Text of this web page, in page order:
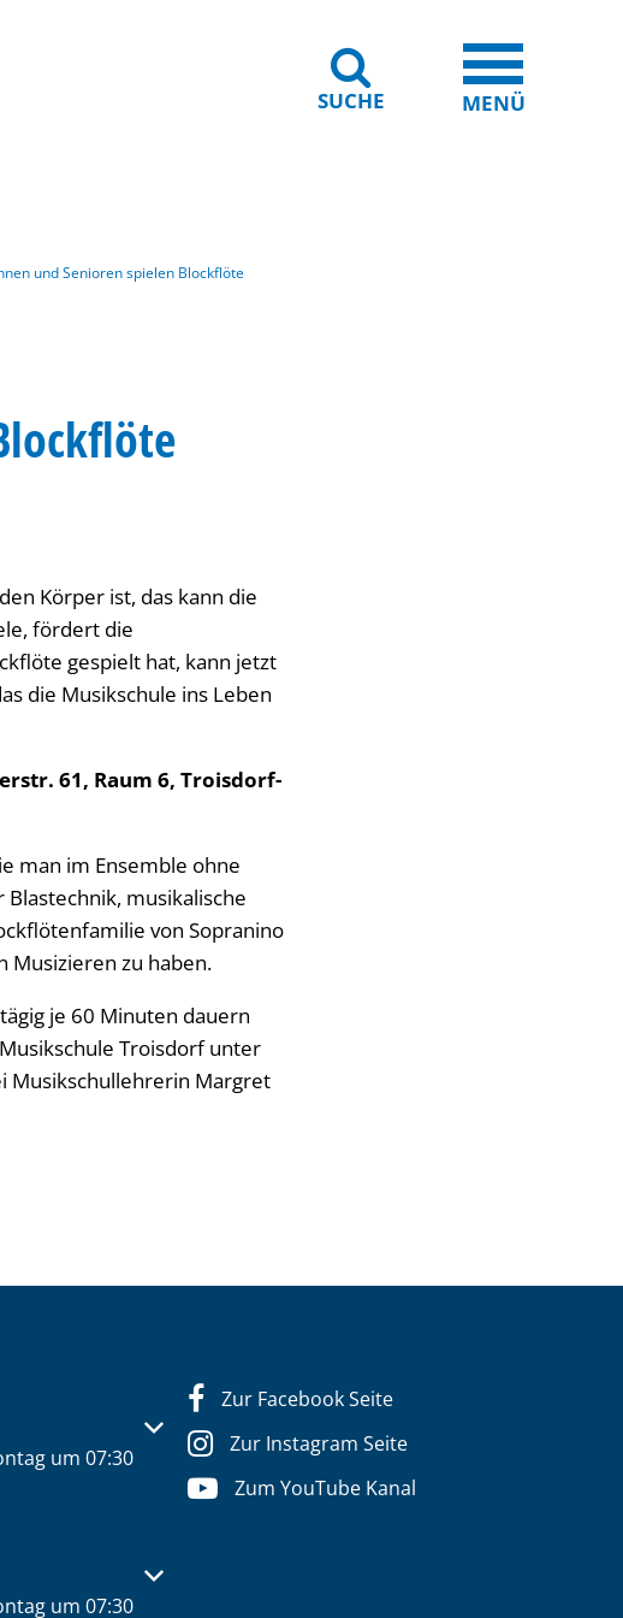
SUCHE MENÜ
und Senioren spielen Blockflöte
Körper ist, das kann die
fördert die
gespielt hat, kann jetzt
die Musikschule ins Leben
61, Raum 6, Troisdorf-
man im Ensemble ohne
musikalische
von Sopranino
Musizieren zu haben.
je 60 Minuten dauern
Troisdorf unter
Musikschullehrerin Margret
oder Schließzeiten auszublenden
um 07:30
oder Schließzeiten auszublenden
um 07:30
Zur Facebook Seite
Zur Instagram Seite
Zum YouTube Kanal